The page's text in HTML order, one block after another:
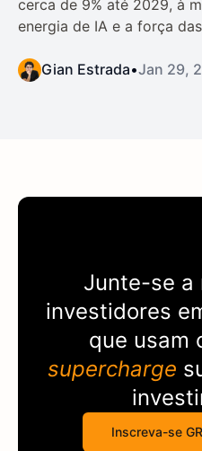
cerca de 9% até 2029, à
energia de IA e a força
Gian Estrada•Jan 29,
Junte-se a
investidores
que usam
supercharge
Inscreva-se